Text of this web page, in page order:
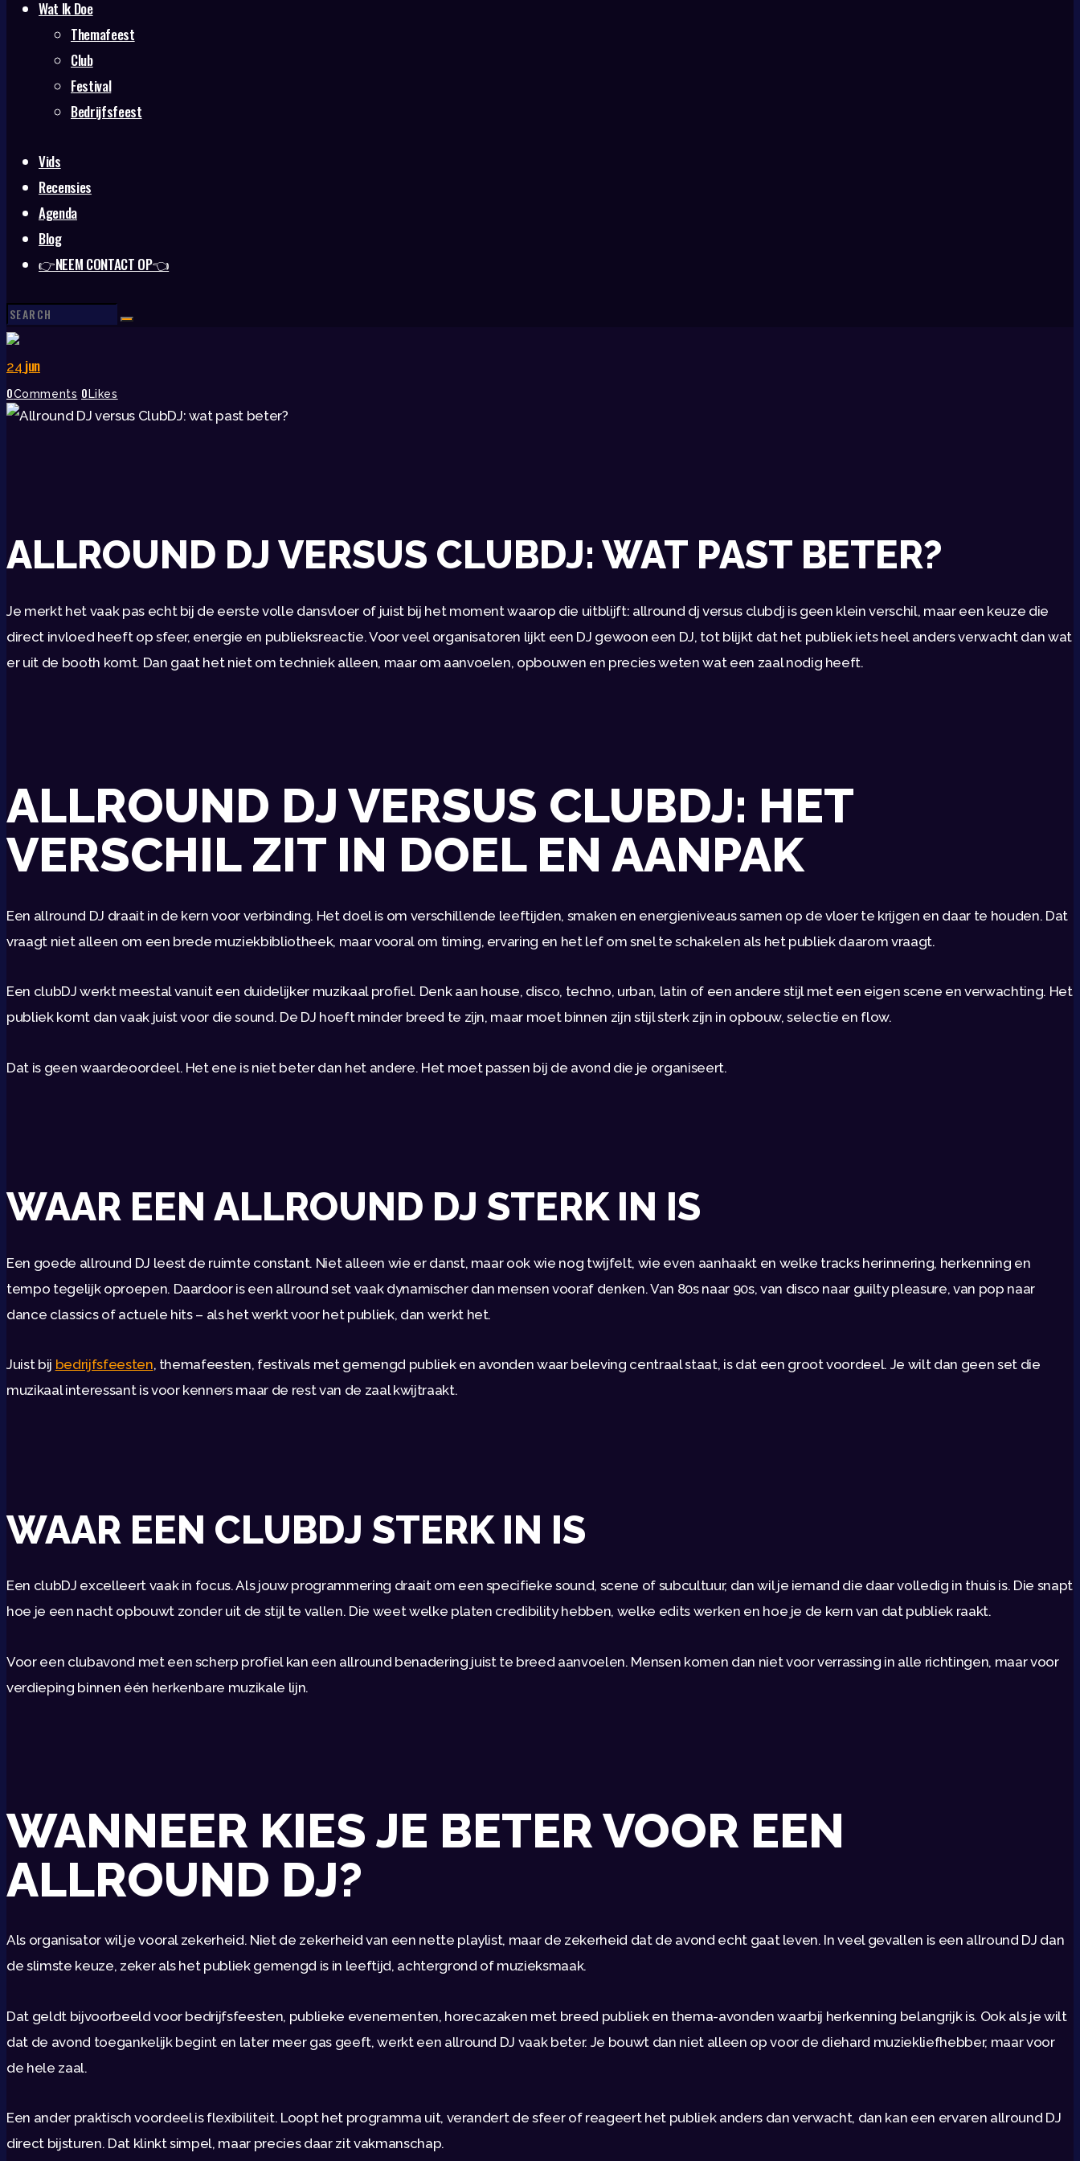
Wat Ik Doe
Themafeest
Club
Festival
Bedrijfsfeest
Vids
Recensies
Agenda
Blog
👉NEEM CONTACT OP👈
24 jun
0Comments 0 Likes
ALLROUND DJ VERSUS CLUBDJ: WAT PAST BETER?
Je merkt het vaak pas echt bij de eerste volle dansvloer of juist bij het moment waarop die uitblijft: allround dj versus clubdj is geen klein verschil, maar een keuze die
direct invloed heeft op sfeer, energie en publieksreactie. Voor veel organisatoren lijkt een DJ gewoon een DJ, tot blijkt dat het publiek iets heel anders verwacht dan wat
er uit de booth komt. Dan gaat het niet om techniek alleen, maar om aanvoelen, opbouwen en precies weten wat een zaal nodig heeft.
ALLROUND DJ VERSUS CLUBDJ: HET
VERSCHIL ZIT IN DOEL EN AANPAK
Een allround DJ draait in de kern voor verbinding. Het doel is om verschillende leeftijden, smaken en energieniveaus samen op de vloer te krijgen en daar te houden. Dat
vraagt niet alleen om een brede muziekbibliotheek, maar vooral om timing, ervaring en het lef om snel te schakelen als het publiek daarom vraagt.
Een clubDJ werkt meestal vanuit een duidelijker muzikaal profiel. Denk aan house, disco, techno, urban, latin of een andere stijl met een eigen scene en verwachting. Het
publiek komt dan vaak juist voor die sound. De DJ hoeft minder breed te zijn, maar moet binnen zijn stijl sterk zijn in opbouw, selectie en flow.
Dat is geen waardeoordeel. Het ene is niet beter dan het andere. Het moet passen bij de avond die je organiseert.
WAAR EEN ALLROUND DJ STERK IN IS
Een goede allround DJ leest de ruimte constant. Niet alleen wie er danst, maar ook wie nog twijfelt, wie even aanhaakt en welke tracks herinnering, herkenning en
tempo tegelijk oproepen. Daardoor is een allround set vaak dynamischer dan mensen vooraf denken. Van 80s naar 90s, van disco naar guilty pleasure, van pop naar
dance classics of actuele hits – als het werkt voor het publiek, dan werkt het.
Juist bij bedrijfsfeesten, themafeesten, festivals met gemengd publiek en avonden waar beleving centraal staat, is dat een groot voordeel. Je wilt dan geen set die
muzikaal interessant is voor kenners maar de rest van de zaal kwijtraakt.
WAAR EEN CLUBDJ STERK IN IS
Een clubDJ excelleert vaak in focus. Als jouw programmering draait om een specifieke sound, scene of subcultuur, dan wil je iemand die daar volledig in thuis is. Die snapt
hoe je een nacht opbouwt zonder uit de stijl te vallen. Die weet welke platen credibility hebben, welke edits werken en hoe je de kern van dat publiek raakt.
Voor een clubavond met een scherp profiel kan een allround benadering juist te breed aanvoelen. Mensen komen dan niet voor verrassing in alle richtingen, maar voor
verdieping binnen één herkenbare muzikale lijn.
WANNEER KIES JE BETER VOOR EEN
ALLROUND DJ?
Als organisator wil je vooral zekerheid. Niet de zekerheid van een nette playlist, maar de zekerheid dat de avond echt gaat leven. In veel gevallen is een allround DJ dan
de slimste keuze, zeker als het publiek gemengd is in leeftijd, achtergrond of muzieksmaak.
Dat geldt bijvoorbeeld voor bedrijfsfeesten, publieke evenementen, horecazaken met breed publiek en thema-avonden waarbij herkenning belangrijk is. Ook als je wilt
dat de avond toegankelijk begint en later meer gas geeft, werkt een allround DJ vaak beter. Je bouwt dan niet alleen op voor de diehard muziekliefhebber, maar voor
de hele zaal.
Een ander praktisch voordeel is flexibiliteit. Loopt het programma uit, verandert de sfeer of reageert het publiek anders dan verwacht, dan kan een ervaren allround DJ
direct bijsturen. Dat klinkt simpel, maar precies daar zit vakmanschap.